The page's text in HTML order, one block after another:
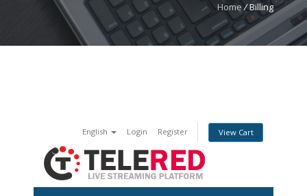
Home/Billing
English Login Register View Cart